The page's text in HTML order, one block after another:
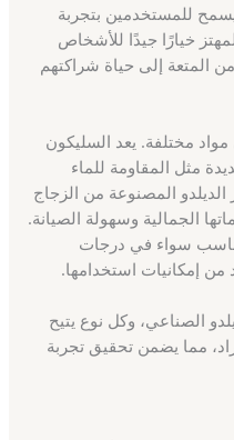
للمستخدمين بتجربة
خيارًا جيدًا للأشخاص
المتعة إلى حياة شراكتهم
مواد مختلفة. يعد السليكون
مثل المقاومة للماء
المصنوعة من الزجاج
الجمالية وسهولة الصيانة.
سواء في درجات
من إمكانيات استخدامها.
الصناعي، وكل نوع يتيح
مما يضمن تحقيق تجربة